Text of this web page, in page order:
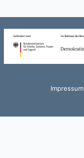
Impressum